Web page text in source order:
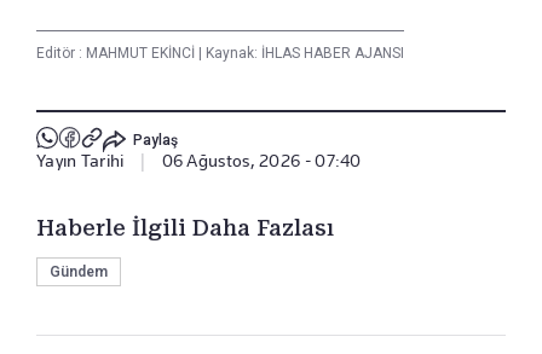
Editör : MAHMUT EKİNCİ Kaynak: İHLAS HABER AJANSI
Paylaş
Yayın Tarihi 06 Ağustos, 2026 - 07:40
Haberle İlgili Daha Fazlası
Gündem